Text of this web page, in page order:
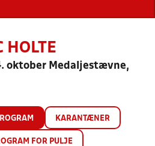
HOLTE
oktober Medaljestævne,
KARANTÆNER
FOR PULJE